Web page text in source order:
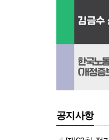
공지사항